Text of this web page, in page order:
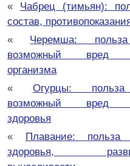
« Чабрец (тимьян):
состав,
« Черемша:
возможный вред
организма
« Огурцы:
возможный вред
здоровья
«
Плавание: польза
здоровья,